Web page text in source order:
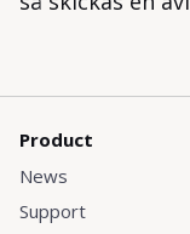
Product
News
Support